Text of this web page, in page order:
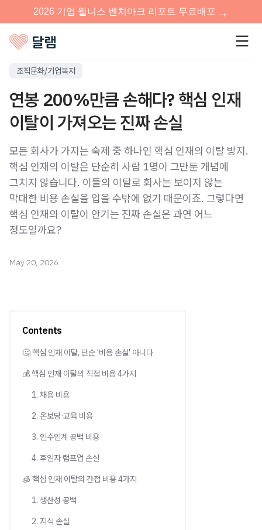
조직문화/기업복지
연봉 200%만큼 손해다? 핵심 인재
이탈이 가져오는 진짜 손실
모든 회사가 가지는 숙제 중 하나인 핵심 인재의 이탈 방지.
핵심 인재의 이탈은 단순히 사람 1명이 그만둔 개념에
그치지 않습니다. 이들의 이탈로 회사는 보이지 않는
막대한 비용 손실을 입을 수밖에 없기 때문이죠. 그렇다면
핵심 인재의 이탈이 안기는 진짜 손실은 과연 어느
정도일까요?
May 20, 2026
Contents
🤔 핵심 인재 이탈, 단순 '비용 손실' 아니다
💰 핵심 인재 이탈의 직접 비용 4가지
1. 채용 비용
2. 온보딩·교육 비용
3. 인수인계 공백 비용
4. 후임자 램프업 손실
🧊 핵심 인재 이탈의 간접 비용 4가지
1. 생산성 공백
2. 지식 손실